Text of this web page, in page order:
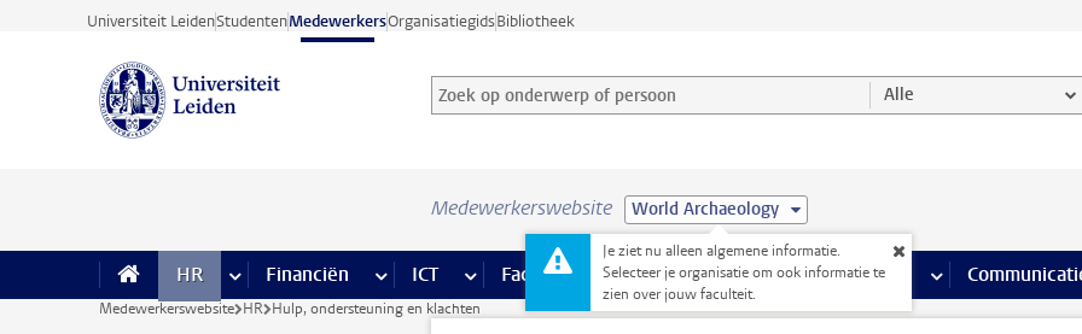
Ga direct naar de inhoud
Universiteit LeidenStudentenMedewerkersOrganisatiegidsBibliotheek
Zoek op onderwerp of persoon en selecteer categorie
Zoekterm Alle
Medewerkerswebsite World Archaeology
Je ziet nu alleen algemene informatie.
Selecteer je organisatie om ook informatie te
zien over jouw faculteit.
HR meer HR pagina’s
Financiën meer Financiën pagina’s
ICT meer ICT pagina’s
Faciliteiten meer Faciliteiten pagina’s
Onderwijs meer Onderwijs pagina’s
Onderzoek meer Onderzoek
Medewerkerswebsite HR Hulp, ondersteuning en klachten